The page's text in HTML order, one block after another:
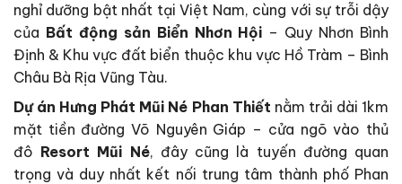
nghỉ dưỡng bật nhất tại Việt Nam, cùng với sự trỗi dậy
của Bất động sản Biển Nhơn Hội – Quy Nhơn Bình
Định & Khu vực đất biển thuộc khu vực Hồ Tràm – Bình
Châu Bà Rịa Vũng Tàu.
Dự án Hưng Phát Mũi Né Phan Thiết nằm trải dài 1km
mặt tiền đường Võ Nguyên Giáp – cửa ngõ vào thủ
đô Resort Mũi Né, đây cũng là tuyến đường quan
trọng và duy nhất kết nối trung tâm thành phố Phan